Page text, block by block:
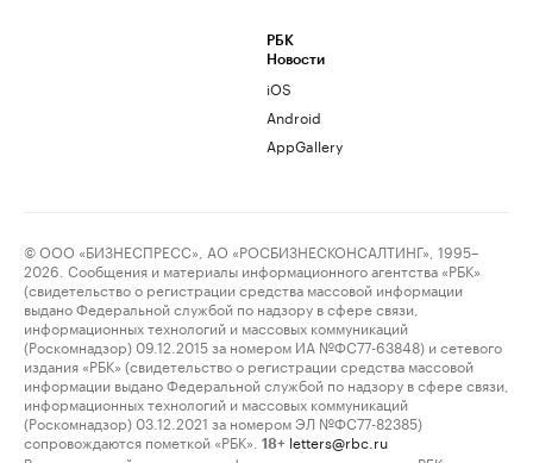
РБК
Новости
iOS
Android
AppGallery
© ООО «БИЗНЕСПРЕСС», АО «РОСБИЗНЕСКОНСАЛТИНГ», 1995–
2026. Сообщения и материалы информационного агентства «РБК»
(свидетельство о регистрации средства массовой информации
выдано Федеральной службой по надзору в сфере связи,
информационных технологий и массовых коммуникаций
(Роскомнадзор) 09.12.2015 за номером ИА №ФС77-63848) и сетевого
издания «РБК» (свидетельство о регистрации средства массовой
информации выдано Федеральной службой по надзору в сфере связи,
информационных технологий и массовых коммуникаций
(Роскомнадзор) 03.12.2021 за номером ЭЛ №ФС77-82385)
сопровождаются пометкой «РБК».
18+ letters@rbc.ru